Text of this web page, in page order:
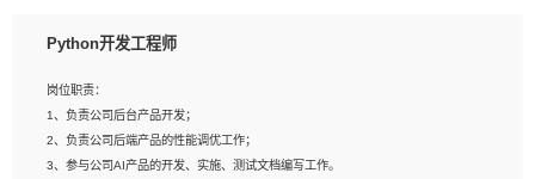
3、熟悉react/vue/angular任何一种前端框架，熟悉react优先；
5、善于沟通，具有团队意识；
Python开发工程师
岗位职责：
1、负责公司后台产品开发；
2、负责公司后端产品的性能调优工作；
3、参与公司AI产品的开发、实施、测试文档编写工作。